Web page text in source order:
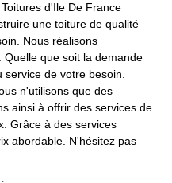
d'Ile De France
une toiture de qualité
Nous réalisons
que soit la demande
de votre besoin.
n'utilisons que des
ainsi à offrir des services de
Grâce à des services
abordable. N'hésitez pas